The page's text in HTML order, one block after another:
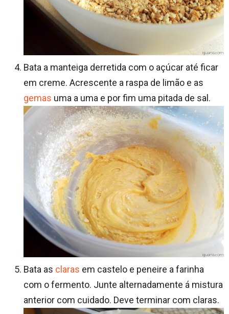
Bata a manteiga derretida com o açúcar até ficar
em creme. Acrescente a raspa de limão e as
gemas uma a uma e por fim uma pitada de sal.
Bata as claras em castelo e peneire a farinha
com o fermento. Junte alternadamente á mistura
anterior com cuidado. Deve terminar com claras.